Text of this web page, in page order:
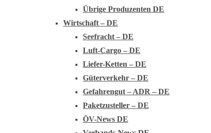
Übrige Produzenten DE
Wirtschaft – DE
Seefracht – DE
Luft-Cargo – DE
Liefer-Ketten – DE
Güterverkehr – DE
Gefahrengut – ADR – DE
Paketzusteller – DE
ÖV-News DE